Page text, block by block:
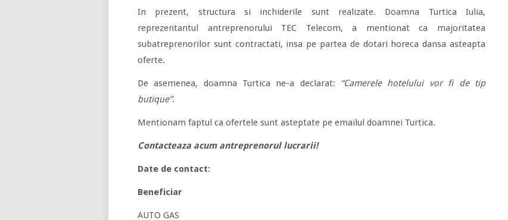
In prezent, structura si inchiderile sunt realizate. Doamna Turtica Iulia,
reprezentantul antreprenorului TEC Telecom, a mentionat ca majoritatea
subatreprenorilor sunt contractati, insa pe partea de dotari horeca dansa asteapta
oferte.
De asemenea, doamna Turtica ne-a declarat:
“Camerele hotelului vor fi de tip
butique”.
Mentionam faptul ca ofertele sunt asteptate pe emailul doamnei Turtica.
Contacteaza acum antreprenorul lucrarii!
Date de contact:
Beneficiar
AUTO GAS